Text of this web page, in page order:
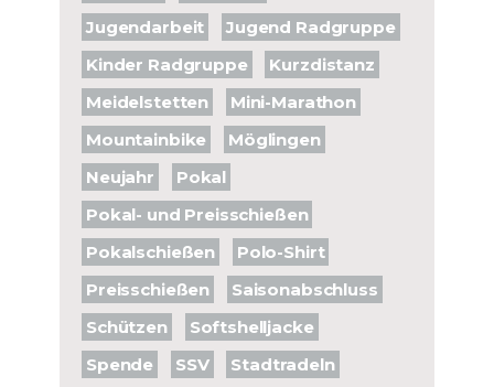
Jugendarbeit
Jugend Radgruppe
Kinder Radgruppe
Kurzdistanz
Meidelstetten
Mini-Marathon
Mountainbike
Möglingen
Neujahr
Pokal
Pokal- und Preisschießen
Pokalschießen
Polo-Shirt
Preisschießen
Saisonabschluss
Schützen
Softshelljacke
Spende
SSV
Stadtradeln